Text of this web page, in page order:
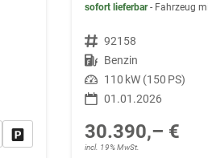
Fahrzeug parken
sofort lieferbar Fahrzeug
Fahrzeugnr. 92158
Kraftstoff Benzin
Leistung 110 kW (150 PS)
01.01.2026
30.390,– €
incl. 19% MwSt.